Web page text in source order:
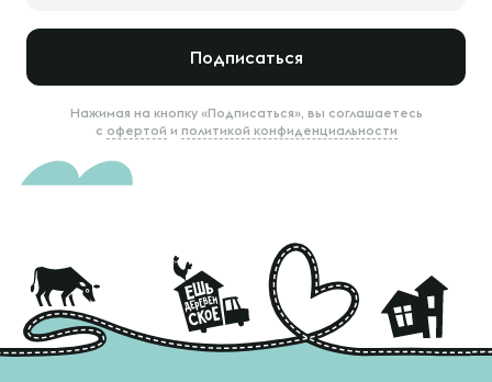
Подписаться
Нажимая на кнопку «Подписаться», вы соглашаетесь
с офертой и политикой конфиденциальности